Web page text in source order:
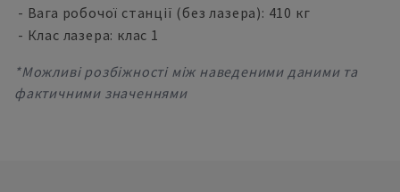
- Вага робочої станції (без лазера): 410 кг
- Клас лазера: клас 1
*Можливі розбіжності між наведеними даними та
фактичними значеннями